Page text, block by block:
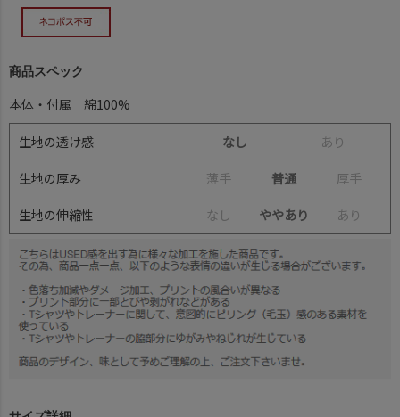
商品スペック
本体・付属 綿100%
生地の透け感 なし あ り
生地の厚み 薄手 普通 厚手
生地の伸縮性 な し ややあり あ り